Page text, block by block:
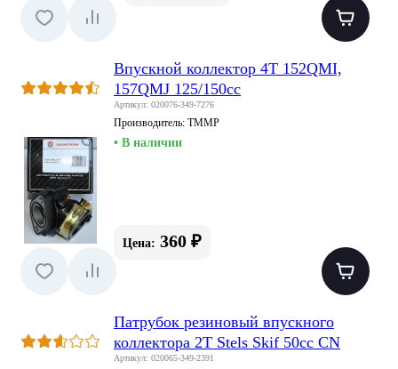
Впускной коллектор 4T 152QMI,
157QMJ 125/150cc
Артикул: 020076-349-7276
Производитель: TMMP
• В наличии
Цена: 360 ₽
Патрубок резиновый впускного
коллектора 2T Stels Skif 50сс CN
Артикул: 020065-349-2391